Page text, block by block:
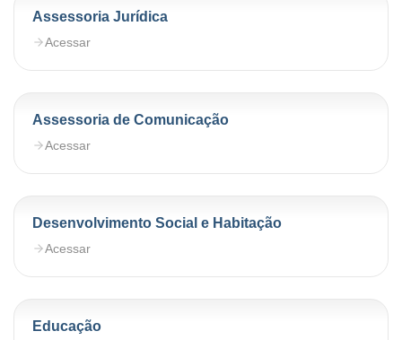
Assessoria Jurídica
Acessar
Assessoria de Comunicação
Acessar
Desenvolvimento Social e Habitação
Acessar
Educação